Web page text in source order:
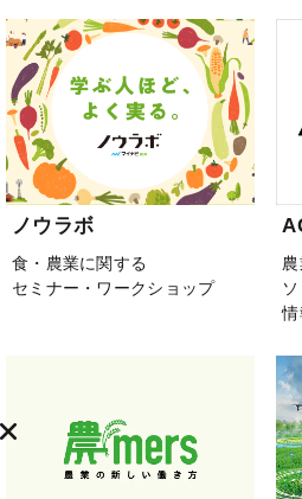
ノウラボ
食・農業に関する
セミナー・ワークショップ